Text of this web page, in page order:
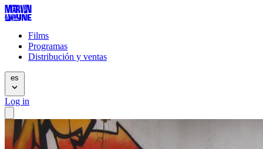
Films
Programas
Distribución y ventas
es
Log in